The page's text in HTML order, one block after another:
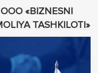
«BIZNESNI
TASHKILOTI»